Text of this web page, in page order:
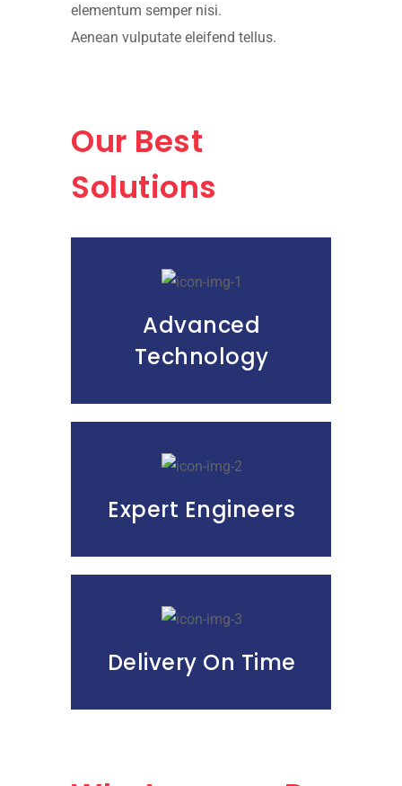
elementum semper nisi.
Aenean vulputate eleifend tellus.
Our Best
Solutions
Advanced
Technology
Expert Engineers
Delivery On Time